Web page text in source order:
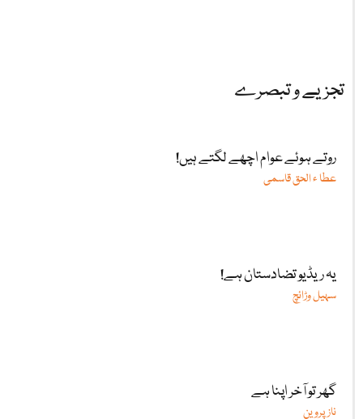
تجزیے و تبصرے
روتے ہوئے عوام اچھے لگتے ہیں!
عطا ء الحق قاسمی
یہ ریڈیو تضادستان ہے!
سہیل وڑائچ
گھر تو آخر اپنا ہے
ناز پروین